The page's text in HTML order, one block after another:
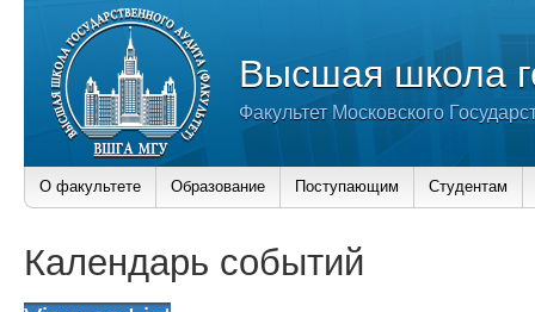
Высшая школа
Факультет Московского
О факультете Образование Поступающим Студентам
Календарь событий